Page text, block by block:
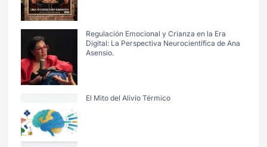
Regulación Emocional y Crianza en la Era
Digital: La Perspectiva Neurocientífica de Ana
Asensio.
El Mito del Alivio Térmico